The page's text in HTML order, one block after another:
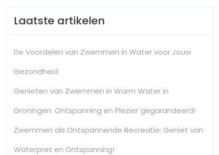
Laatste artikelen
De Voordelen van Zwemmen in Water voor Jouw
Gezondheid
Genieten van Zwemmen in Warm Water in
Groningen: Ontspanning en Plezier gegarandeerd!
Zwemmen als Ontspannende Recreatie: Geniet van
Waterpret en Ontspanning!